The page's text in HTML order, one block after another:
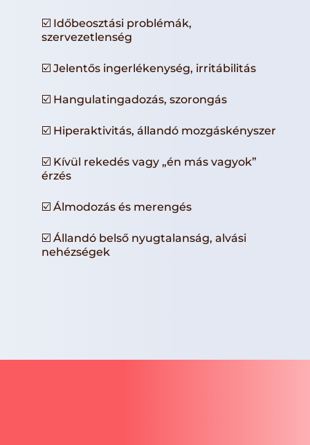
☑️ Időbeosztási problémák,
szervezetlenség
☑️ Jelentős ingerlékenység, irritábilitás
☑️ Hangulatingadozás, szorongás
☑️ Hiperaktivitás, állandó mozgáskényszer
☑️ Kívül rekedés vagy „én más vagyok”
érzés
☑️ Álmodozás és merengés
☑️ Állandó belső nyugtalanság, alvási
nehézségek